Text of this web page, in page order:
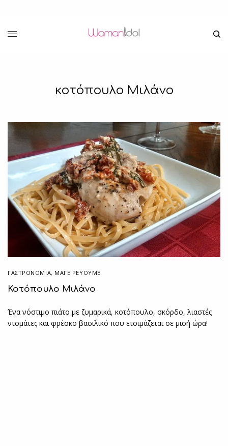
κοτόπουλο Μιλάνο
ΓΑΣΤΡΟΝΟΜΙΑ, ΜΑΓΕΙΡΕΎΟΥΜΕ
Κοτόπουλο Μιλάνο
Ένα νόστιμο πιάτο με ζυμαρικά, κοτόπουλο, σκόρδο, λιαστές
ντομάτες και φρέσκο βασιλικό που ετοιμάζεται σε μισή ώρα!